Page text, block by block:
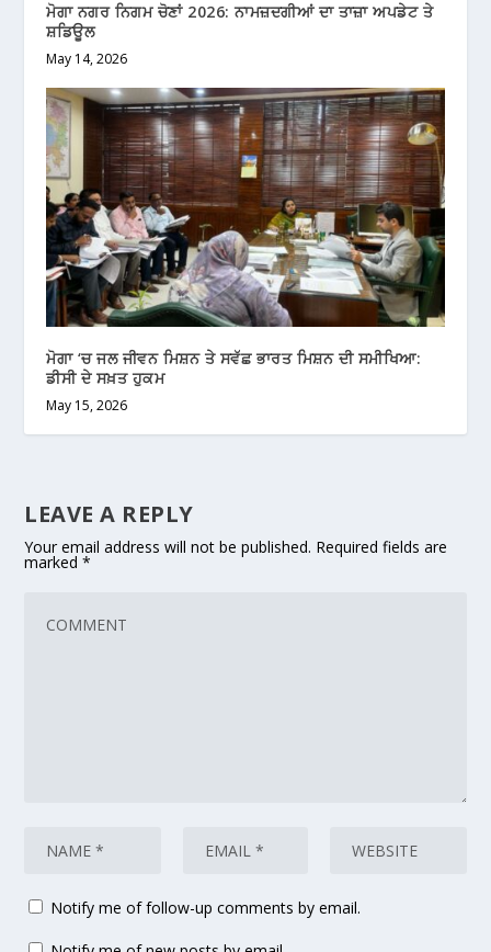
ਮੋਗਾ ਨਗਰ ਨਿਗਮ ਚੋਣਾਂ 2026: ਨਾਮਜ਼ਦਗੀਆਂ ਦਾ ਤਾਜ਼ਾ ਅਪਡੇਟ ਤੇ
ਸ਼ਡਿਊਲ
May 14, 2026
ਮੋਗਾ ‘ਚ ਜਲ ਜੀਵਨ ਮਿਸ਼ਨ ਤੇ ਸਵੱਛ ਭਾਰਤ ਮਿਸ਼ਨ ਦੀ ਸਮੀਖਿਆ:
ਡੀਸੀ ਦੇ ਸਖ਼ਤ ਹੁਕਮ
May 15, 2026
LEAVE A REPLY
Your email address will not be published. Required fields are
marked*
Notify me of follow-up comments by email.